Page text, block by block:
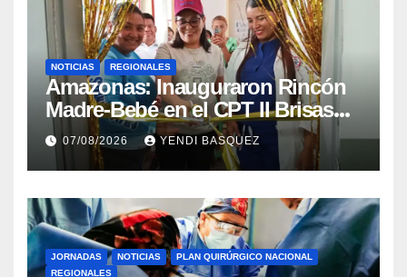
NOTICIAS REGIONALES
​Amazonas: Inauguraron Rincón
Madre-Bebé en el CPT II Brisas
del Aeropuerto ​Inauguraron
Rincón
07/08/2026 YENDI BASQUEZ
JORNADAS NOTICIAS
PLAN QUIRÚRGICO NACIONAL
REGIONALES